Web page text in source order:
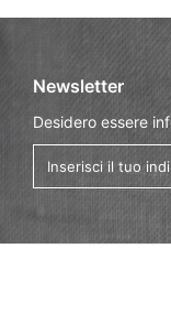
Newsletter
Desidero essere